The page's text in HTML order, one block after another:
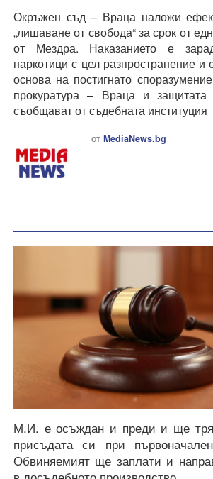
Окръжен съд – Враца наложи
„лишаване от свобода“ за срок от
от Мездра. Наказанието е
наркотици с цел разпространение и
основа на постигнато
прокуратура – Враца и
съобщават от съдебната институция
от MediaNews.bg
М.И. е осъждан и преди и ще
присъдата си при
Обвиняемият ще заплати и